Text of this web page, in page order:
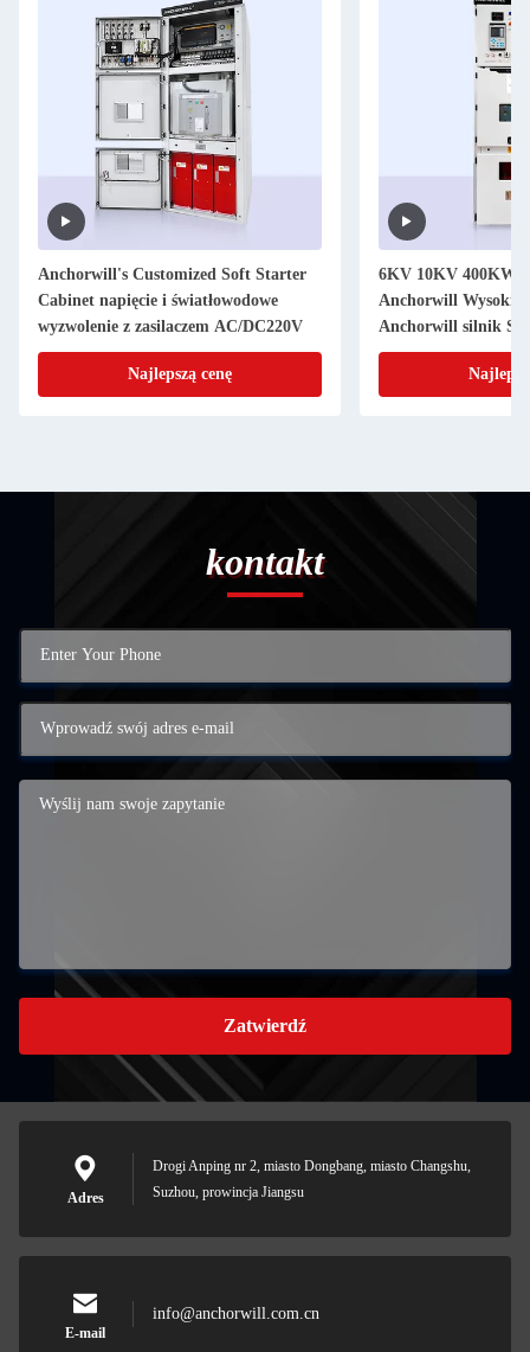
Anchorwill's Customized Soft Starter
Cabinet napięcie i światłowodowe
wyzwolenie z zasilaczem AC/DC220V
Najlepszą cenę
6KV 10KV 400KW
Anchorwill Wysokie
Anchorwill silnik
starter urządzenie
kontakt
Zatwierdź
Adres
Drogi Anping nr 2, miasto Dongbang, miasto Changshu,
Suzhou, prowincja Jiangsu
E-mail
info@anchorwill.com.cn